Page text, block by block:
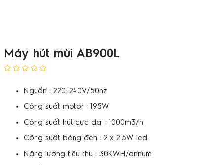
Máy hút mùi AB900L
Nguồn : 220-240V/50hz
Công suất motor : 195W
Công suất hút cực đại : 1000m3/h
Công suất bóng đèn : 2 x 2.5W led
Năng lượng tiêu thụ : 30KWH/annum